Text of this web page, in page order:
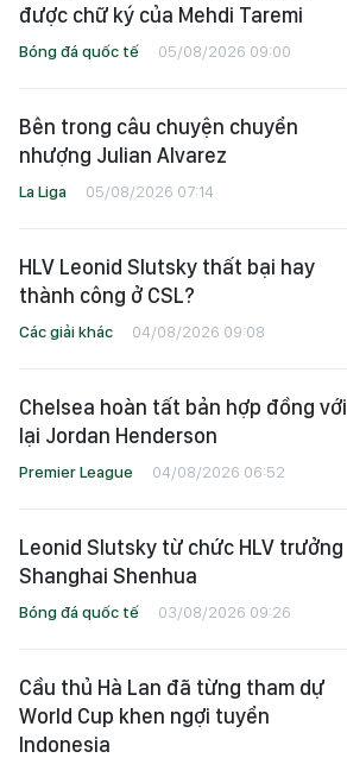
được chữ ký của Mehdi Taremi
Bóng đá quốc tế 05/08/2026 09:00
Bên trong câu chuyện chuyển
nhượng Julian Alvarez
La Liga 05/08/2026 07:14
HLV Leonid Slutsky thất bại hay
thành công ở CSL?
Các giải khác 04/08/2026 09:08
Chelsea hoàn tất bản hợp đồng với
lại Jordan Henderson
Premier League 04/08/2026 06:52
Leonid Slutsky từ chức HLV trưởng
Shanghai Shenhua
Bóng đá quốc tế 03/08/2026 09:26
Cầu thủ Hà Lan đã từng tham dự
World Cup khen ngợi tuyển
Indonesia